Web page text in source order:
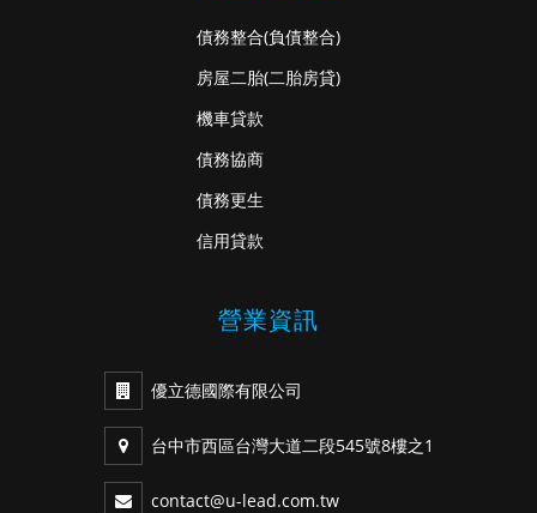
債務整合(負債整合)
房屋二胎(二胎房貸)
機車貸款
債務協商
債務更生
信用貸款
營業資訊
優立德國際有限公司
台中市西區台灣大道二段545號8樓之1
contact@u-lead.com.tw